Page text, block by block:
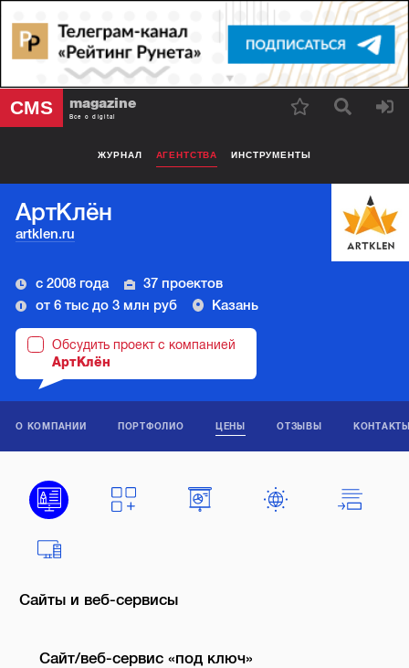
CMS magazine
Все о digital
ЖУРНАЛ АГЕНТСТВА ИНСТРУМЕНТЫ
АртКлён
artklen.ru
с 2008 года
37 проектов
от 6 тыс до 3 млн руб
Казань
Обсудить проект с компанией
АртКлён
О КОМПАНИИ ПОРТФОЛИО ЦЕНЫ ОТЗЫВЫ
Сайты и веб-сервисы
Сайт/веб-сервис «под ключ»